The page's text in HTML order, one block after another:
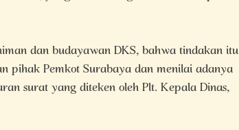
dan budayawan DKS, bahwa tindakan itu
pihak Pemkot Surabaya dan menilai adanya
surat yang diteken oleh Plt. Kepala Dinas,